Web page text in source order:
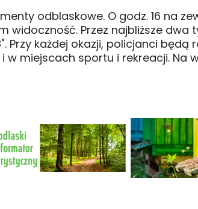
odblaskowe. O godz. 16 na
Przez najbliższe dwa
Przy każdej okazji, policjanci będą
w miejscach sportu i rekreacji. Na